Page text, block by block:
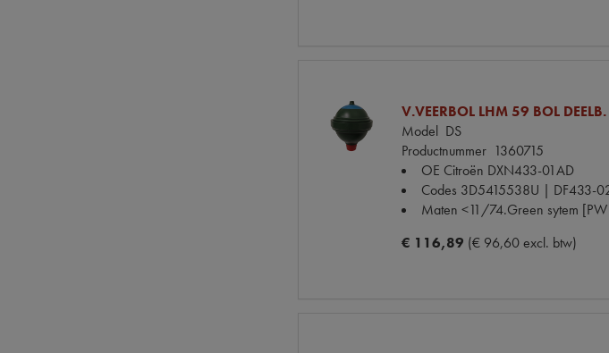
V.VEERBOL LHM 59 BOL
Model DS
Productnummer 1360715
OE Citroën DXN433-01AD
Codes 3D5415538U | DF433-
Maten <11/74.Green sytem
€ 116,89 (€ 96,60 excl. btw)